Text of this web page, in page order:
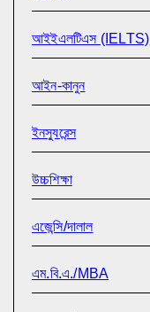
আইইএলটিএস (IELTS)
আইন-কানুন
ইনস্যুরেন্স
উচ্চশিক্ষা
এজেন্সি/দালাল
এম.বি.এ./MBA